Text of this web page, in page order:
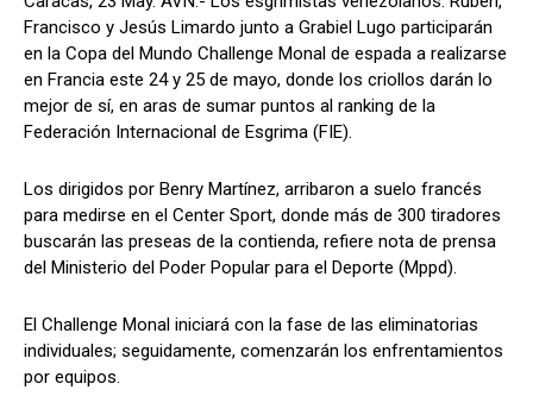
Francisco y Jesús Limardo junto a Grabiel Lugo participarán
en la Copa del Mundo Challenge Monal de espada a realizarse
en Francia este 24 y 25 de mayo, donde los criollos darán lo
mejor de sí, en aras de sumar puntos al ranking de la
Federación Internacional de Esgrima (FIE).
Los dirigidos por Benry Martínez, arribaron a suelo francés
para medirse en el Center Sport, donde más de 300 tiradores
buscarán las preseas de la contienda, refiere nota de prensa
del Ministerio del Poder Popular para el Deporte (Mppd).
El Challenge Monal iniciará con la fase de las eliminatorias
individuales; seguidamente, comenzarán los enfrentamientos
por equipos.